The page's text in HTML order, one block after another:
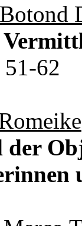
Botond
51-62
der